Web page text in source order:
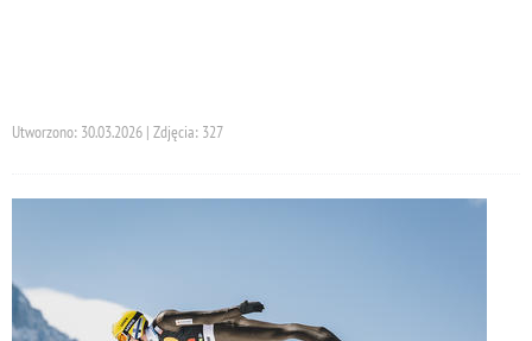
Utworzono: 30.03.2026 | Zdjęcia: 327